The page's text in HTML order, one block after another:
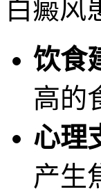
白癜风
饮食
高的
心理
产生